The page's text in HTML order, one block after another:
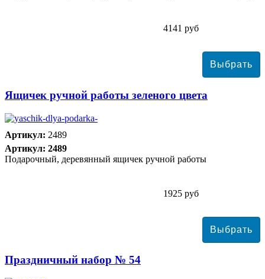
4141 руб
Ящичек ручной работы зеленого цвета
Артикул: 2489
Артикул: 2489
Подарочный, деревянный ящичек ручной работы
1925 руб
Праздничный набор № 54